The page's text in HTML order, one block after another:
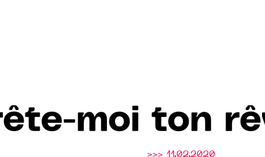
moi ton
>>> 11.02.2020